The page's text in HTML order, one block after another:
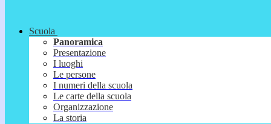
Scuola
Panoramica
Presentazione
I luoghi
Le persone
I numeri della scuola
Le carte della scuola
Organizzazione
La storia